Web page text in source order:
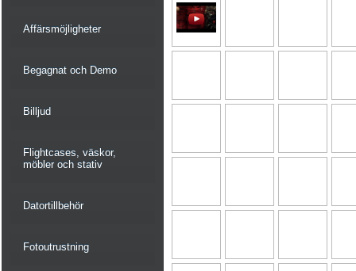
Affärsmöjligheter
Begagnat och Demo
Billjud
Flightcases, väskor,
möbler och stativ
Datortillbehör
Fotoutrustning